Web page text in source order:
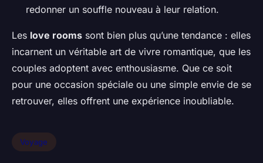
redonner un souffle nouveau à leur relation.
Les love rooms sont bien plus qu’une tendance : elles
incarnent un véritable art de vivre romantique, que les
couples adoptent avec enthousiasme. Que ce soit
pour une occasion spéciale ou une simple envie de se
retrouver, elles offrent une expérience inoubliable.
Voyage